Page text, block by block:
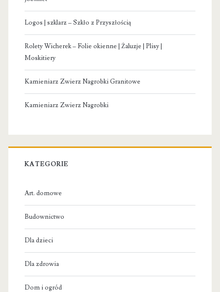
Logos | szklarz – Szkło z Przyszłością
Rolety Wicherek – Folie okienne | Żaluzje | Plisy |
Moskitiery
Kamieniarz Zwierz Nagrobki Granitowe
Kamieniarz Zwierz Nagrobki
KATEGORIE
Art. domowe
Budownictwo
Dla dzieci
Dla zdrowia
Dom i ogród